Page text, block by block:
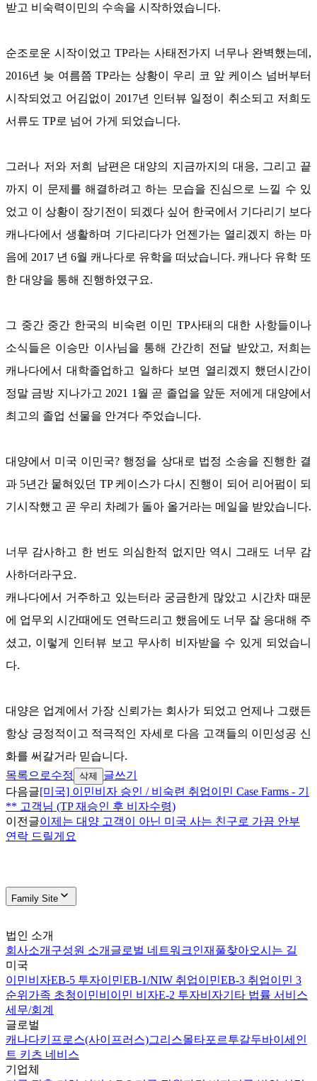
받고 비숙력이민의 수속을 시작하였습니다.
순조로운 시작이었고 TP라는 사태전가지 너무나 완벽했는데 ,
2016년 늦 여름쯤 TP라는 상황이 우리 코 앞 케이스 넘버부터
시작되었고 어김없이
2017년 인터뷰 일정이 취소되고 저희도
서류도 TP로 넘어 가게 되었습니다.
그러나 저와 저희 남편은 대양의 지금까지의 대응, 그리고 끝
까지 이 문제를 해결하려고 하는 모습을 진심으로 느낄 수 있
었고 이 상황이 장기전이 되겠다 싶어 한국에서 기다리기 보다
캐나다에서 생활하며 기다리다가 언젠가는 열리겠지 하는 마
음에 2017 년 6월 캐나다로 유학을 떠났습니다. 캐나다 유학 또
한 대양을 통해 진행하였구요.
그 중간 중간 한국의 비숙련 이민 TP사태의 대한 사항들이나
소식들은 이승만 이사님을 통해 간간히 전달 받았고, 저희는
캐나다에서 대학졸업하고 일하다 보면 열리겠지 했던시간이
정말 금방 지나가고 2021 1 월 곧 졸업을 앞둔 저에게 대양에서
최고의 졸업 선물을 안겨다 주었습니다.
대양에서 미국 이민국? 행정을 상대로 법정 소송을 진행한 결
과 5년간 뭍혀있던 TP 케이스가 다시 진행이 되어 리어펌이 되
기시작했고 곧 우리 차례가 돌아 올거라는 메일을 받았습니다.
너무 감사하고 한 번도 의심한적 없지만 역시 그래도 너무 감
사하더라구요.
캐나다에서 거주하고 있는터라 궁금한게 많았고 시간차 때문
에 업무외 시간때에도 연락드리고 했음에도 너무 잘 응대해 주
셨고, 이렇게 인터뷰 보고 무사히 비자받을 수 있게 되었습니
다.
대양은 업계에서 가장 신뢰가는 회사가 되었고 언제나 그랬든
항상 긍정적이고 적극적인 자세로 다음 고객들의 이민성공 신
화를 써갈거라 믿습니다.
목록으로수정 삭제
글쓰기
다음글[미국] 이민비자 승인 / 비숙련 취업이민 Case Farms - 기
** 고객님 (TP 재승인 후 비자수령)
이전글이제는 대양 고객이 아닌 미국 사는 친구로 가끔 안부
연락 드릴게요
Family Site
법인 소개
회사소개 구성원 소개 글로벌 네트워크인재풀찾아오시는 길
미국
이민비자EB-5 투자이민EB-1/NIW 취업이민EB-3 취업이민 3
순위 가족 초청이민비이민 비자E-2 투자비자기타 법률 서비스
세무/회계
글로벌
캐나다키프로스(사이프러스)그리스몰타포르투갈두바이 세인
트 키츠 네비스
기업체